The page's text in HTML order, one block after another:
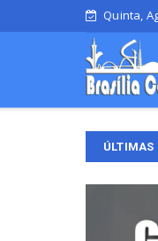
Quinta,
ÚLTIMAS
De Mandado De